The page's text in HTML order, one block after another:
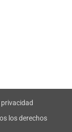
los derechos